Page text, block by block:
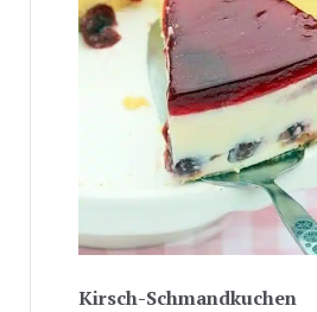
Kirsch-Schmandkuchen